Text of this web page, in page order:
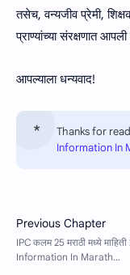
तसेच, वन्यजीव प्रेमी,
प्राण्यांच्या संरक्षणात
आपल्याला धन्यवाद!
Thanks for
Information In